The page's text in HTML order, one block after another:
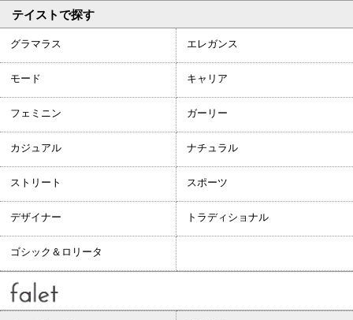
テイストで探す
グラマラス エレガンス
モード キャリア
フェミニン ガーリー
カジュアル ナチュラル
ストリート スポーツ
デザイナー トラディショナル
ゴシック＆ロリータ